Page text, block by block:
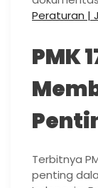
Peraturan |
PMK
Terbitnya
penting